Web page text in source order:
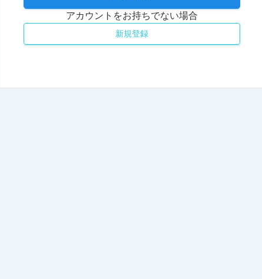
アカウントをお持ちでない場合
新規登録